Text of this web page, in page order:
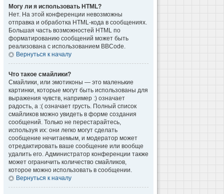
Могу ли я использовать HTML?
Нет. На этой конференции невозможны
отправка и обработка HTML-кода в сообщениях.
Большая часть возможностей HTML по
форматированию сообщений может быть
реализована с использованием BBCode.
Вернуться к началу
Что такое смайлики?
Смайлики, или эмотиконы — это маленькие
картинки, которые могут быть использованы для
выражения чувств, например :) означает
радость, а :( означает грусть. Полный список
смайликов можно увидеть в форме создания
сообщений. Только не перестарайтесь,
используя их: они легко могут сделать
сообщение нечитаемым, и модератор может
отредактировать ваше сообщение или вообще
удалить его. Администратор конференции также
может ограничить количество смайликов,
которое можно использовать в сообщении.
Вернуться к началу